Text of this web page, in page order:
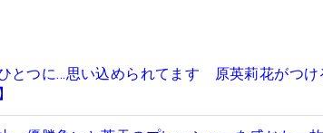
とつに…思い込められてます 原英莉花がつけ